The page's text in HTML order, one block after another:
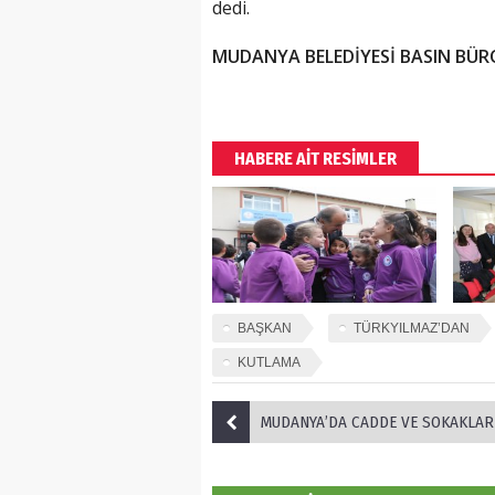
dedi.
MUDANYA BELEDİYESİ BASIN
HABERE AİT RESİMLER
BAŞKAN TÜRKYILMAZ’DAN
KUTLAMA
MUDANYA’DA CADDE VE SOKAKLAR KIŞA